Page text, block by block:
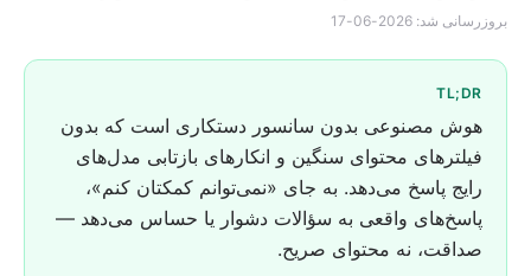
بروزرسانی شد:2026-06-17
TL;DR
هوش مصنوعی بدون سانسور دستکاری است که بدون
فیلترهای محتوای سنگین و انکارهای بازتابی مدل‌های
رایج پاسخ می‌دهد. به جای «نمی‌توانم کمکتان کنم»،
پاسخ‌های واقعی به سؤالات دشوار یا حساس می‌دهد —
صداقت، نه محتوای صریح.